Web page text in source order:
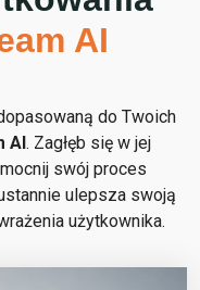
AI
do Twoich
AI. Zagłęb się w jej
swój proces
ulepsza swoją
użytkownika.